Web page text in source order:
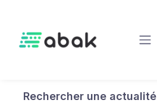
Rechercher une actualité